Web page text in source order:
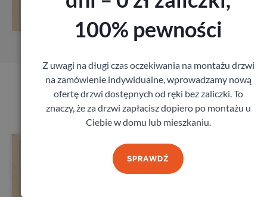
Zamów pomiar
Produkty marki DRE
DRE
zł z VAT
100% pewności
Z uwagi na długi czas oczekiwania na montażu drzwi
na zamówienie indywidualne, wprowadzamy nową
ofertę drzwi dostępnych od ręki bez zaliczki. To
znaczy, że za drzwi zapłacisz dopiero po montażu u
Ciebie w domu lub mieszkaniu.
SPRAWDŹ